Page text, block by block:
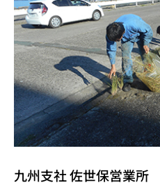
九州支社 佐世保営業所